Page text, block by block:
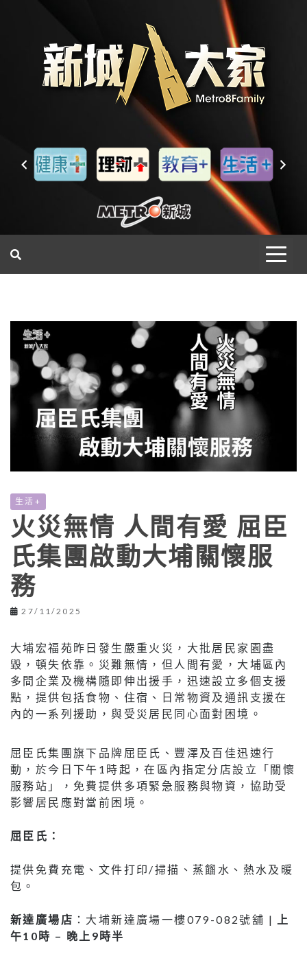
生活+
火災無情 人間有愛 屈臣
氏集團啟動大埔關懷服
務
27/11/2025
大埔宏福苑昨日發生嚴重火災，大批居民家園盡
毀，頓失依靠。災難無情，但人間有愛，大埔區內
多間企業及機構隨即伸出援手，迅速設立多個支援
點，提供包括食物、住宿、日常物資及通訊支援在
內的一系列援助，與受災居民同心面對困境。
屈臣氏集團旗下品牌屈臣氏、豐澤及百佳迅速行
動，於今日下午1時起，在區內指定分店設立「關懷
服務站」，免費提供多項緊急服務與物資，協助受
影響居民應對當前困境。
屈臣氏：
提供免費充電、文件打印/掃描、蒸餾水、熱水及暖
包。
新達廣場店 ：大埔新達廣場一樓079-082號舖 |
上
午10 時 – 晚上 9 時半